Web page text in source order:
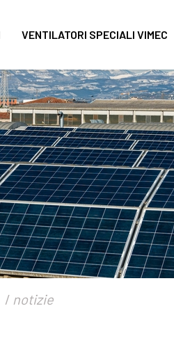
VENTILATORI SPECIALI VIMEC
notizie